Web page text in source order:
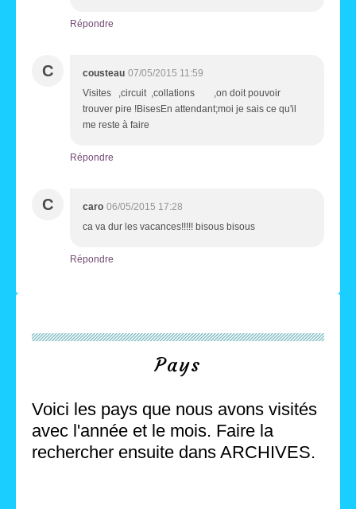
Répondre
C cousteau 07/05/2015 11:59
Visites ,circuit ,collations ,on doit pouvoir
trouver pire !BisesEn attendant;moi je sais ce qu'il
me reste à faire
Répondre
C caro 06/05/2015 17:28
ca va dur les vacances!!!!! bisous bisous
Répondre
Pays
Voici les pays que nous avons visités
avec l'année et le mois. Faire la
rechercher ensuite dans ARCHIVES.